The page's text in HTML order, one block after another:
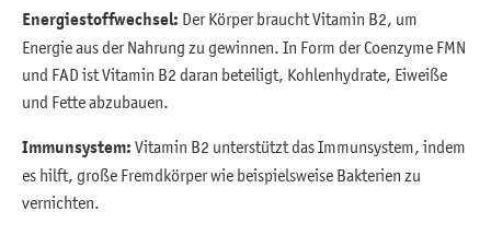
Energiestoffwechsel: Der Körper braucht Vitamin B2, um
Energie aus der Nahrung zu gewinnen. In Form der Coenzyme FMN
und FAD ist Vitamin B2 daran beteiligt, Kohlenhydrate, Eiweiße
und Fette abzubauen.
Immunsystem: Vitamin B2 unterstützt das Immunsystem, indem
es hilft, große Fremdkörper wie beispielsweise Bakterien zu
vernichten.